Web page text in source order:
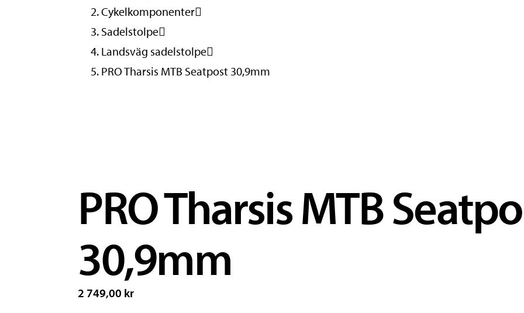
Cykelkomponenter
Sadelstolpe
Landsväg sadelstolpe
PRO Tharsis MTB Seatpost 30,9mm
PRO Tharsis MTB
30,9mm
2 749,00 kr